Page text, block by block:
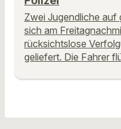
Zwei Jugendliche auf
sich am
rücksichtslose
geliefert. Die Fahrer